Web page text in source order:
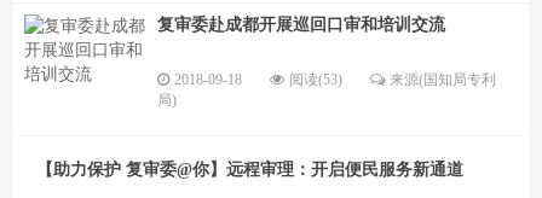
复审委赴成都开展巡回口审和培训交流
2018-09-18 阅读(53)
来源(国知局专利
局)
【助力保护 复审委@你】远程审理：开启便民服务新通道